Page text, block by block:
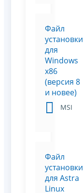
Файл
установки
для
Windows
x86
(версия 8
и новее)
MSI
Файл
установки
для Astra
Linux